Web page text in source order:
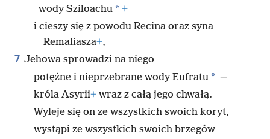
wody Sziloachu * +
i cieszy się z powodu Recina oraz syna
Remaliasza+,
7 Jehowa sprowadzi na niego
potężne i nieprzebrane wody Eufratu * —
króla Asyrii+ wraz z całą jego chwałą.
Wyleje się on ze wszystkich swoich koryt,
wystąpi ze wszystkich swoich brzegów